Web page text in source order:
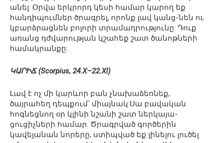
անել: Օրվա երկրորդ կեսի համար կարող եք
հանդիպումներ ծրագրել, որոնք լավ կանց-նեն ու
կբարձրացնեն բոլորի տրամադրությունը: Դուք
առանց դժվարության կշահեք շատ ծանոթների
համակրանքը:
ԿԱՐԻՃ (Scorpius, 24.X–22.XI)
Լավ է ոչ մի կարևոր բան չնախաձեռնեք,
ծայրահեղ դեպքում՝ միայնակ:Սա բավական
հոգնեցնող օր կլինի նշանի շատ ներկայա-
ցուցիչների համար: Ծրագրված գործերին
կավելանան նորերը, ստիպված եք լինելու լուծել